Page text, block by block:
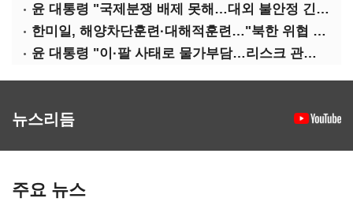
윤 대통령 "국제분쟁 배제 못해…대외 불안정 긴밀대응"
한미일, 해양차단훈련·대해적훈련…"북한 위협 억제"
윤 대통령 "이·팔 사태로 물가부담…리스크 관리 만전 기해야"
뉴스리듬
주요 뉴스